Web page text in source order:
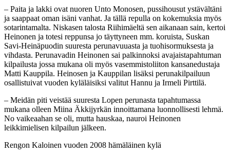
– Paita ja lakki ovat nuoren Unto Monosen, pussihousut ystävältäni
ja saappaat oman isäni vanhat. Ja tällä repulla on kokemuksia myös
sotarintamalta. Niskasen talosta Riihimäeltä sen aikanaan sain, kertoi
Heinonen ja totesi reppunsa jo täyttyneen mm. koruista, Suskan
Savi-Heinäpuodin suuresta perunavuuasta ja tuohisormuksesta ja
vihdasta. Perunavadin Heinonen sai palkinnoksi avajaistapahtuman
kilpailusta jossa mukana oli myös vasemmistoliiton kansanedustaja
Matti Kauppila. Heinosen ja Kauppilan lisäksi perunakilpailuun
osallistuivat vuoden kyläläisiksi valitut Hannu ja Irmeli Pirttilä.
– Meidän piti veistää suuresta Lopen perunasta tapahtumassa
mukana olleen Miina Äkkijyrkän innoittamana luonnollisesti lehmä.
No vaikeaahan se oli, mutta hauskaa, nauroi Heinonen
leikkimielisen kilpailun jälkeen.
Rengon Kaloinen vuoden 2008 hämäläinen kylä